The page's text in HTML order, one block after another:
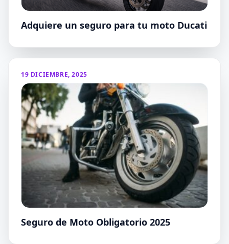
Adquiere un seguro para tu moto Ducati
19 DICIEMBRE, 2025
Seguro de Moto Obligatorio 2025